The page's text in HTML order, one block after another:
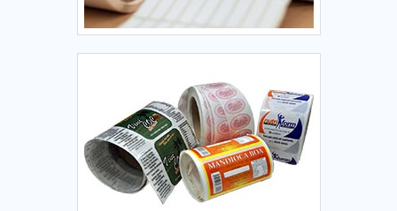
temperaturas – O material BOPP não absorve água e
mantém a aderência e a legibilidade mesmo quando
exposto ao freezer ou gelo. Durabilidade e proteção da
contato com superfícies úmidas sem borrar ou descolar,
garantindo que as informações permaneçam visíveis.
Aderência segura em embalagens plásticas – O adesivo
permanente utilizado no BOPP fixa com eficiência em
embalagens plásticas, filme termoencolhível ou bandejas,
mesmo em ambientes frios. Visual limpo e profissional –
Pode ser impressa em alta definição, com design colorido